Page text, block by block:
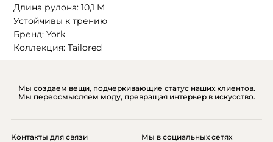
Длина рулона: 10,1 М
Устойчивы к трению
Бренд: York
Коллекция: Tailored
Мы создаем вещи, подчеркивающие статус наших клиентов.
Мы переосмысляем моду, превращая интерьер в искусство.
Мы в социальных сетях
Контакты для связи